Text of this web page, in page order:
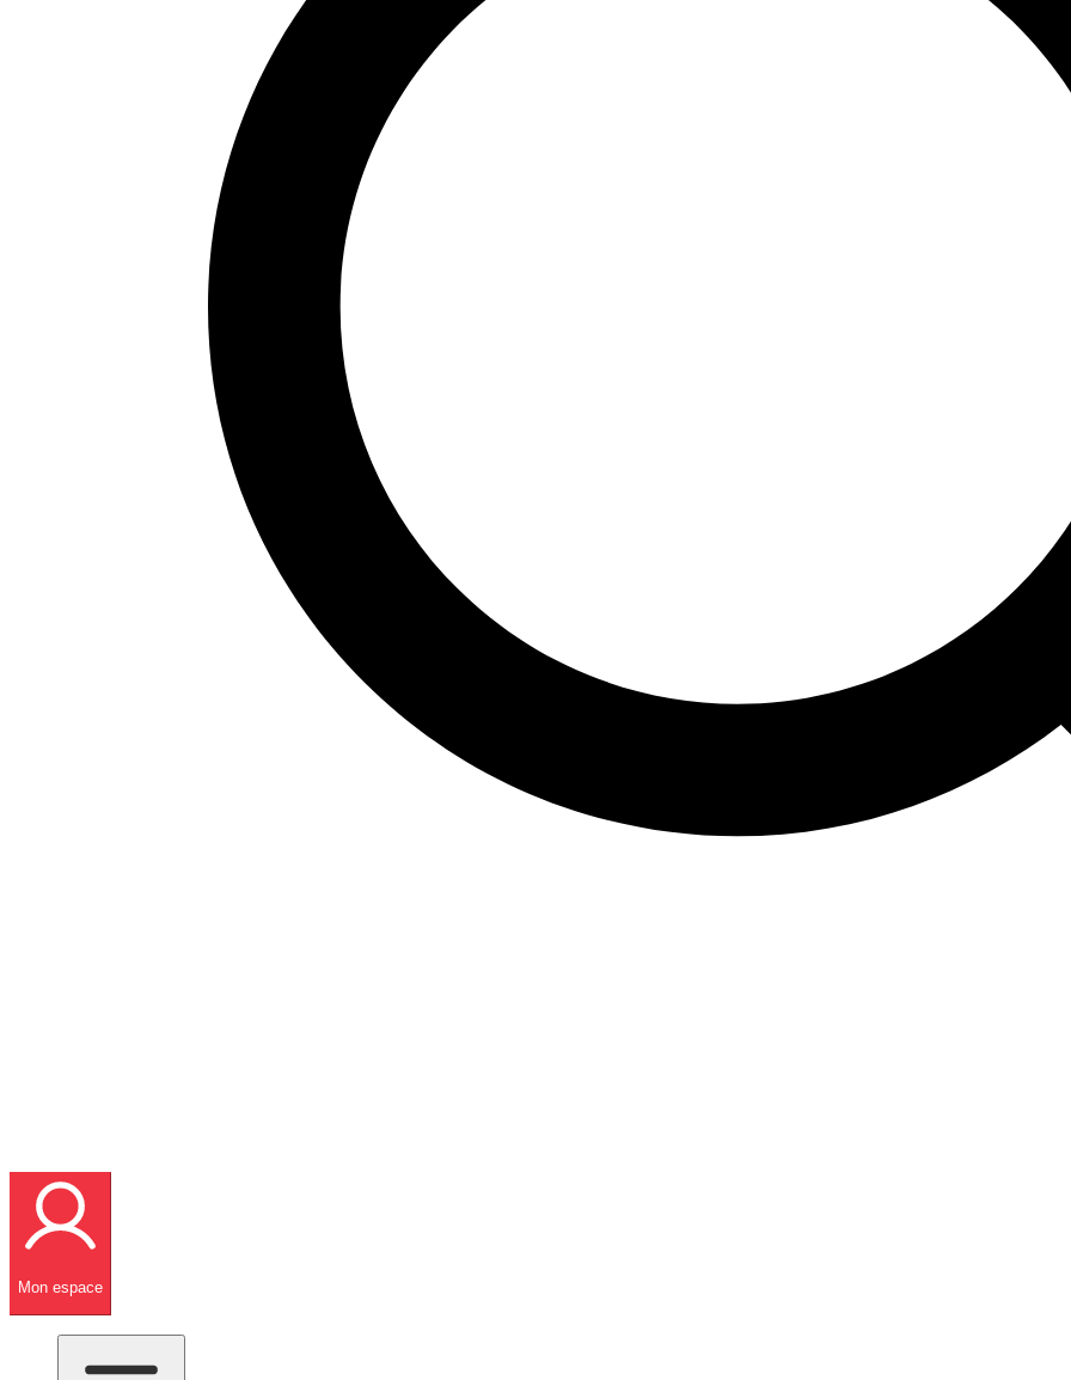
Mon espace